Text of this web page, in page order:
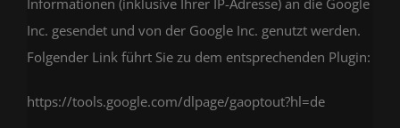
Informationen (inklusive Ihrer IP-Adresse) an die Google
Inc. gesendet und von der Google Inc. genutzt werden.
Folgender Link führt Sie zu dem entsprechenden Plugin:
https://tools.google.com/dlpage/gaoptout?hl=de